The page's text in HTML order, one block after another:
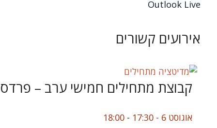
Outlook Live
אירועים קשורים
קבוצת מתחילים חמישי ערב –
אוגוסט 6 - 17:30 -
18:00